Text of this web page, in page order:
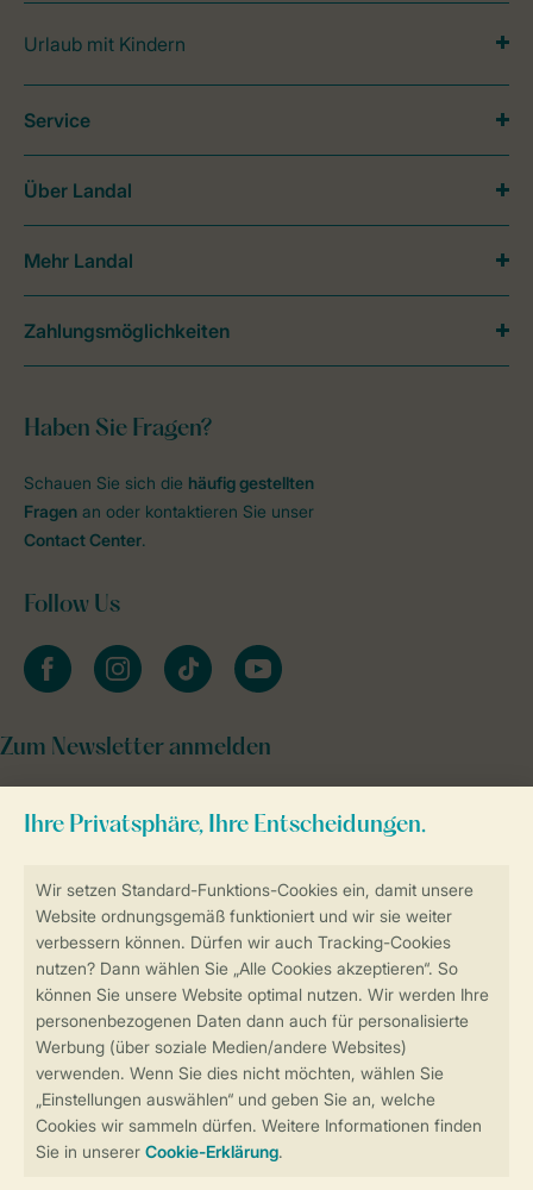
Sicherstellung Deiner Privatsphäre
Sicher und schnell zur Online-Buchung
Sichere Datenübertragung
Sicheres Bezahlen
Urlaub mit Kindern
Haben Sie Fragen?
Schauen Sie sich die häufig gestellten
Fragen an oder kontaktieren Sie unser
Contact Center.
Follow Us
facebookinstagramtiktok youtube
Zum Newsletter anmelden
Service
Über Landal
Mehr Landal
Zahlungsmöglichkeiten